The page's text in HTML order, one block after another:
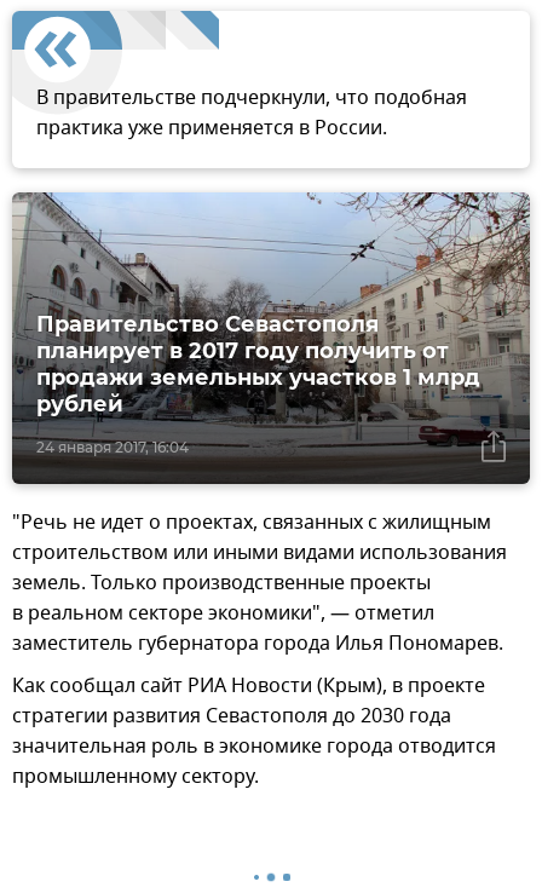
В правительстве подчеркнули, что подобная
практика уже применяется в России.
24 января 2017, 16:04
Правительство Севастополя
планирует в 2017 году получить от
продажи земельных участков 1 млрд
рублей
"Речь не идет о проектах, связанных с жилищным
строительством или иными видами использования
земель. Только производственные проекты
в реальном секторе экономики", — отметил
заместитель губернатора города Илья Пономарев.
Как сообщал сайт РИА Новости (Крым), в проекте
стратегии развития Севастополя до 2030 года
значительная роль в экономике города отводится
промышленному сектору.